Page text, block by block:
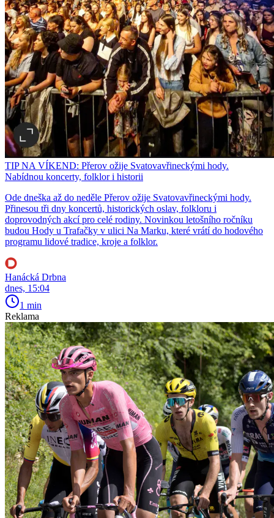
TIP NA VÍKEND: Přerov ožije Svatovavřineckými hody.
Nabídnou koncerty, folklor i historii
Ode dneška až do neděle Přerov ožije Svatovavřineckými hody.
Přinesou tři dny koncertů, historických oslav, folkloru i
doprovodných akcí pro celé rodiny. Novinkou letošního ročníku
budou Hody u Trafačky v ulici Na Marku, které vrátí do hodového
programu lidové tradice, kroje a folklor.
Hanácká Drbna
dnes, 15:04
1 min
Reklama